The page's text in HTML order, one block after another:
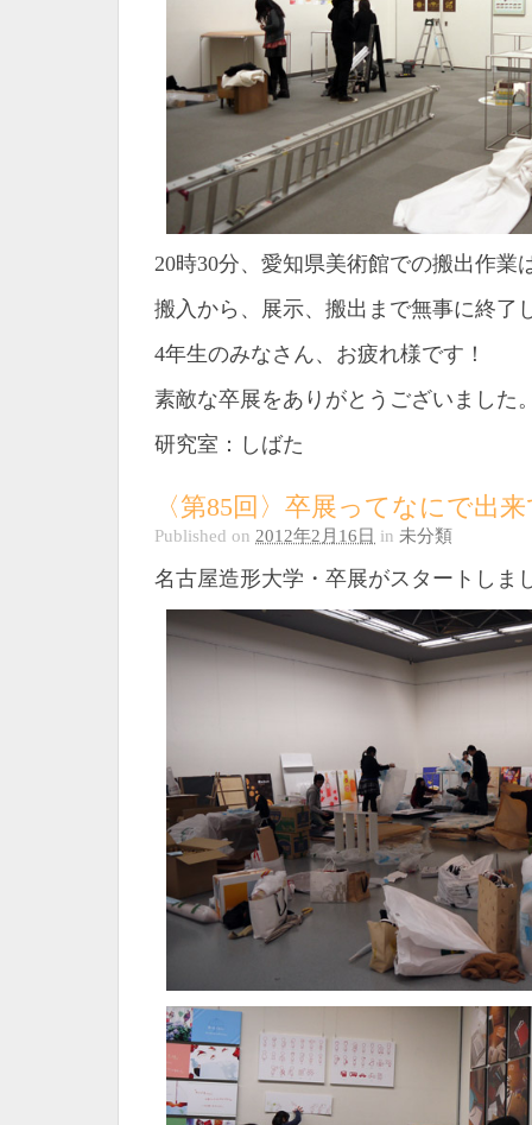
20時30分、愛知県美術館での搬出作業
搬入から、展示、搬出まで無事に終了
4年生のみなさん、お疲れ様です！
素敵な卒展をありがとうございました
研究室：しばた
〈第85回〉卒展ってなにで出
Published on 2012年2月16日 in 未分類
名古屋造形大学・卒展がスタートしま